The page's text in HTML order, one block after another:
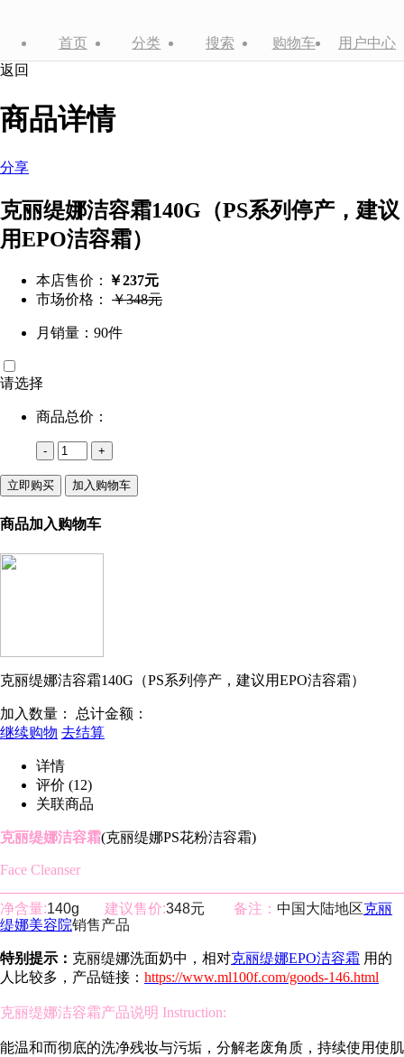
首页 分类 搜索 购物车
用户中心
返回
商品详情
分享
克丽缇娜洁容霜140G（PS系列停产，建议
用EPO洁容霜）
本店售价： ￥237元
市场价格： ￥348元
月销量：90件
请选择
商品总价：
- +
立即购买 加入购物车
商品加入购物车
克丽缇娜洁容霜140G（PS系列停产，建议用EPO洁容霜）
加入数量： 总计金额：
继续购物 去结算
详情
评价 (12)
关联商品
克丽缇娜洁容霜(克丽缇娜PS花粉洁容霜)
Face Cleanser
净含量:140g 建议售价:348元 备注： 中国大陆地区克丽
缇娜美容院销售产品
特别提示： 克丽缇娜洗面奶中，相对克丽缇娜EPO洁容霜 用的
人比较多，产品链接： https://www.ml100f.com/goods-146.html
克丽缇娜洁容霜产品说明 Instruction:
能温和而彻底的洗净残妆与污垢，分解老废角质，持续使用使肌